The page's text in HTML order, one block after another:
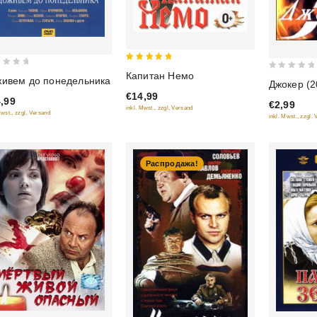
до понедельника
zzgl. Versand
Капитан Немо
€14,99
inkl. Mwst., zzgl. Versand
out
of
5
Джокер
€2,99
inkl. Mwst., zzgl.
Распродажа!